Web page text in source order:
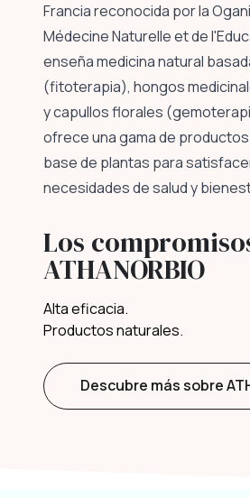
Francia reconocida por la
Médecine Naturelle et de
enseña medicina natural
(fitoterapia), hongos
y capullos florales
ofrece una gama de
base de plantas para
necesidades de salud y
Los
ATHANORBIO
Alta eficacia.
Productos naturales.
Descubre más sobre